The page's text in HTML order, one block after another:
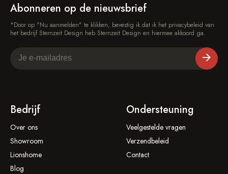
Abonneren op de nieuwsbrief
*Door op "Nu aanmelden" te klikken, bevestig ik dat ik het privacybeleid van
het bedrijf Sternzeit Design heb Sternzeit Design en hiermee akkoord ga.
Bedrijf
Over ons
Showroom
Lionshome
Blog
Ondersteuning
Veelgestelde vragen
Verzendbeleid
Contact